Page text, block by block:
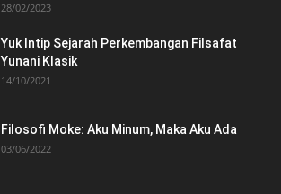
28/02/2023
Yuk Intip Sejarah Perkembangan Filsafat
Yunani Klasik
14/10/2021
Filosofi Moke: Aku Minum, Maka Aku Ada
03/06/2022